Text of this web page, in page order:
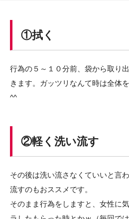
①拭く
行為の５～１０分前、袋から取り
きます。ガッツリなんて時は全体
^^
②軽く洗い流す
その後は洗い流さなくていいと言
流すのもおススメです。
そのまま行為をしますと、女性に